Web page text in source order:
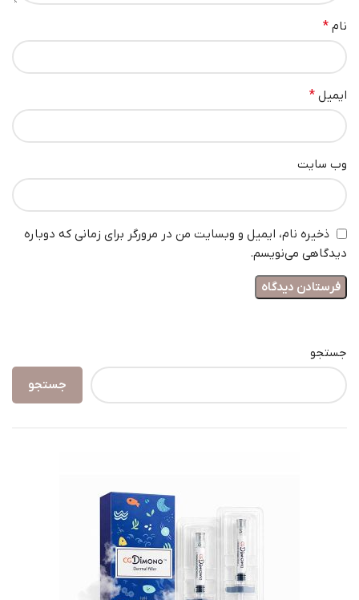
نام *
ایمیل *
وب‌ سایت
ذخیره نام، ایمیل و وبسایت من در مرورگر برای زمانی که دوباره
دیدگاهی می‌نویسم.
جستجو
جستجو